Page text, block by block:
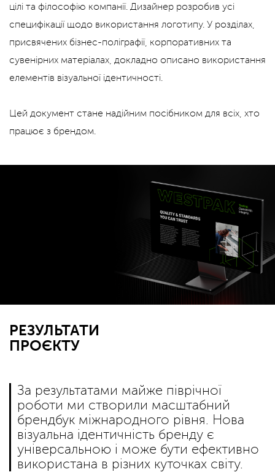
цілі та філософію компанії. Дизайнер розробив усі
специфікації щодо використання логотипу. У розділах,
присвячених бізнес-поліграфії, корпоративних та
сувенірних матеріалах, докладно описано використання
елементів візуальної ідентичності.
Цей документ стане надійним посібником для всіх, хто
працює з брендом.
РЕЗУЛЬТАТИ
ПРОЄКТУ
За результатами майже піврічної
роботи ми створили масштабний
брендбук міжнародного рівня. Нова
візуальна ідентичність бренду є
універсальною і може бути ефективно
використана в різних куточках світу.